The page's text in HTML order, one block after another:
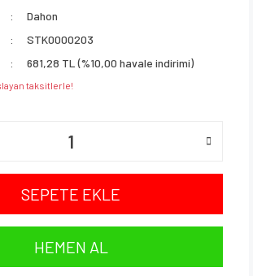
Dahon
STK0000203
681,28 TL (%10,00 havale indirimi)
taksitlerle!
SEPETE EKLE
HEMEN AL